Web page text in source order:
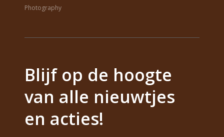
Photography
Blijf op de hoogte
van alle nieuwtjes
en acties!